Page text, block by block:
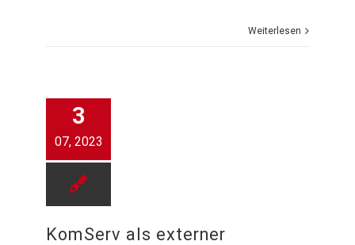
Weiterlesen
3
07, 2023
KomServ als externer